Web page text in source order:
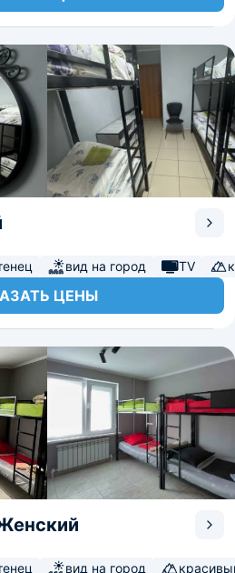
вид на город TV
ЦЕНЫ
вид на город